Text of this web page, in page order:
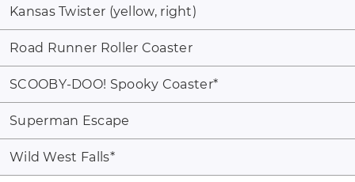
Kansas Twister (yellow, right)
Road Runner Roller Coaster
SCOOBY-DOO! Spooky Coaster*
Superman Escape
Wild West Falls*